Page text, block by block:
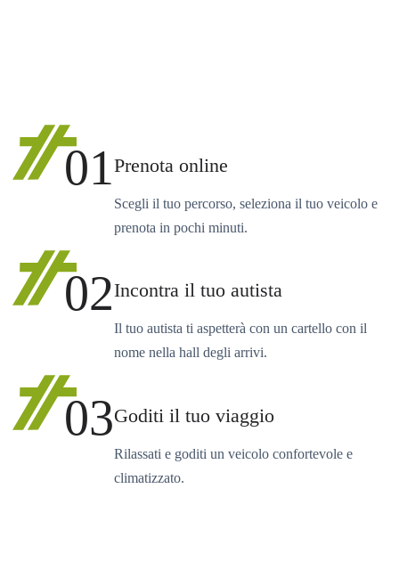
01Prenota online
Scegli il tuo percorso, seleziona il tuo veicolo e
prenota in pochi minuti.
02Incontra il tuo autista
Il tuo autista ti aspetterà con un cartello con il
nome nella hall degli arrivi.
03Goditi il tuo viaggio
Rilassati e goditi un veicolo confortevole e
climatizzato.